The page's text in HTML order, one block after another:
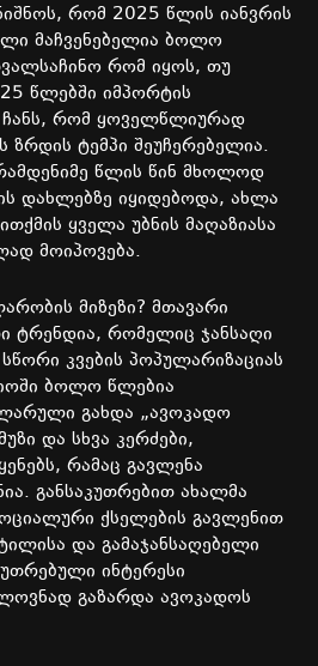
, რომ 2025 წლის იანვრის
მაჩვენებელია ბოლო
რომ იყოს, თუ
წლებში იმპორტის
ჩანს, რომ ყოველწლიურად
ზრდის ტემპი შეუჩერებელია.
წლის წინ მხოლოდ
დახლებზე იყიდებოდა, ახლა
ყველა უბნის მაღაზიასა
მოიპოვება.
მიზეზი? მთავარი
ტრენდია, რომელიც ჯანსაღი
სწორი კვების პოპულარიზაციას
ბოლო წლებია
გახდა „ავოკადო
და სხვა კერძები,
, რამაც გავლენა
. განსაკუთრებით ახალმა
ქსელების გავლენით
და გამაჯანსაღებელი
ინტერესი
გაზარდა ავოკადოს